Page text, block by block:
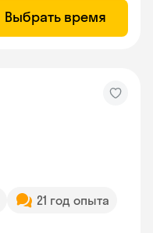
Выбрать время
21 год опыта